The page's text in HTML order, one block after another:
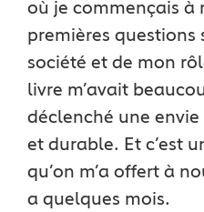
où je commençais à
premières questions
société et de mon
livre m’avait
déclenché une
et durable. Et c’est
qu’on m’a offert à
a quelques mois.